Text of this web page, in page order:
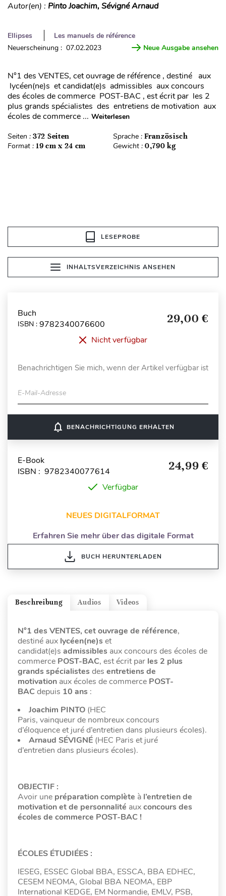
Autor(en) : Pinto Joachim, Sévigné Arnaud
Ellipses
Les manuels de référence
Neuerscheinung : 07.02.2023
Neue Ausgabe ansehen
N°1 des VENTES, cet ouvrage de référence , destiné aux
lycéen(ne)s et candidat(e)s admissibles aux concours
des écoles de commerce POST-BAC , est écrit par les 2
plus grands spécialistes des entretiens de motivation aux
écoles de commerce ... Weiterlesen
Seiten : 372 Seiten Sprache : Französisch
Format : 19 cm x 24 cm Gewicht : 0,790 kg
LESEPROBE
INHALTSVERZEICHNIS ANSEHEN
Buch
ISBN : 9782340076600 29,00 €
Nicht verfügbar
Benachrichtigen Sie mich, wenn der Artikel verfügbar ist
E-Mail-Adresse
notifications_none BENACHRICHTIGUNG ERHALTEN
E-Book
ISBN : 9782340077614
24,99 €
Verfügbar
NEUES DIGITALFORMAT
Erfahren Sie mehr über das digitale Format
BUCH HERUNTERLADEN
Videos
Audios
Beschreibung
N°1 des VENTES, cet ouvrage de référence,
destiné aux lycéen(ne)s et
candidat(e)s admissibles aux concours des écoles de
commerce POST-BAC, est écrit par les 2 plus
grands spécialistes des entretiens de
motivation aux écoles de commerce POST-
BAC depuis 10 ans :
Joachim PINTO (HEC
Paris, vainqueur de nombreux concours
d’éloquence et juré d’entretien dans plusieurs écoles).
Arnaud SÉVIGNÉ (HEC Paris et juré
d’entretien dans plusieurs écoles).
OBJECTIF :
Avoir une préparation complète à l’entretien de
motivation et de personnalité auxconcours des
écoles de commerce POST-BAC !
ÉCOLES ÉTUDIÉES :
IESEG, ESSEC Global BBA, ESSCA, BBA EDHEC,
CESEM NEOMA, Global BBA NEOMA, EBP
International KEDGE, EM Normandie, EMLV, PSB,